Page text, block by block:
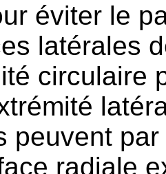
éviter le
latérales
circulaire
peuvent
radiale